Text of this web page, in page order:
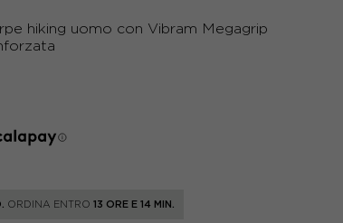
hiking uomo con Vibram Megagrip
ORDINA ENTRO 13 ORE E 14 MIN.